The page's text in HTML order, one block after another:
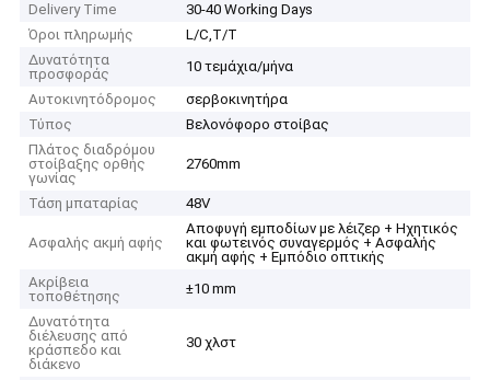
Delivery Time
30-40 Working Days
Όροι πληρωμής
L/C,T/T
Δυνατότητα
προσφοράς
10 τεμάχια/μήνα
Αυτοκινητόδρομος
σερβοκινητήρα
Τύπος
Βελονόφορο στοίβας
Πλάτος διαδρόμου
στοίβαξης ορθής
γωνίας
2760mm
Τάση μπαταρίας 48V
Ασφαλής ακμή αφής
Αποφυγή εμποδίων με λέιζερ + Ηχητικός
και φωτεινός συναγερμός + Ασφαλής
ακμή αφής + Εμπόδιο οπτικής
Ακρίβεια
τοποθέτησης
±10 mm
Δυνατότητα
διέλευσης από
κράσπεδο και
διάκενο
30 χλστ